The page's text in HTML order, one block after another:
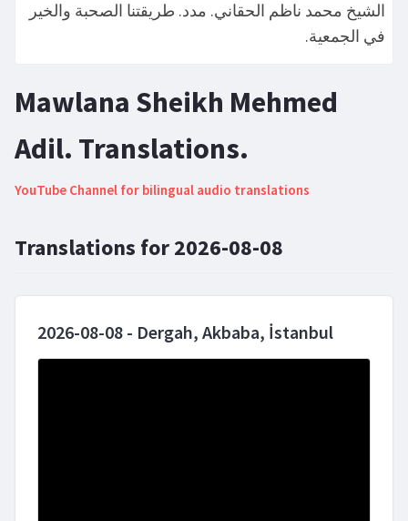
الشيخ محمد ناظم الحقاني. مدد. طريقتنا الصحبة والخير
في الجمعية.
Mawlana Sheikh Mehmed
Adil. Translations.
YouTube Channel for bilingual audio translations
Translations for 2026-08-08
2026-08-08 - Dergah, Akbaba, İstanbul